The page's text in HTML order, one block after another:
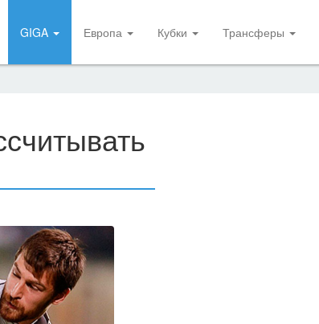
GIGA Европа Кубки Трансферы